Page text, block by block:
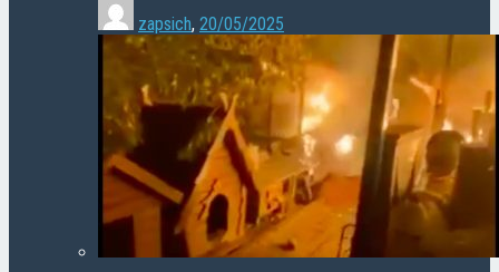
zapsich, 20/05/2025